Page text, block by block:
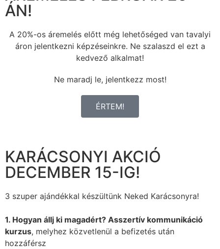
ÁN!
A 20%-os áremelés előtt még lehetőséged van tavalyi
áron jelentkezni képzéseinkre. Ne szalaszd el ezt a
kedvező alkalmat!
Ne maradj le, jelentkezz most!
ÉRTEM!
KARÁCSONYI AKCIÓ
DECEMBER 15-IG!
3 szuper ajándékkal készültünk Neked Karácsonyra!
1. Hogyan állj ki magadért? Asszertív kommunikáció
kurzus, melyhez közvetlenül a befizetés után
hozzáférsz